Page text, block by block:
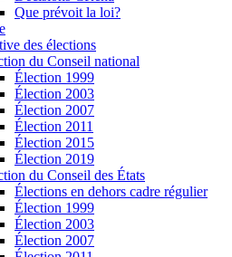
Que prévoit la loi?
des élections
du Conseil national
Élection 1999
Élection 2003
Élection 2007
Élection 2011
Élection 2015
Élection 2019
du Conseil des États
Élections en dehors cadre régulier
Élection 1999
Élection 2003
Élection 2007